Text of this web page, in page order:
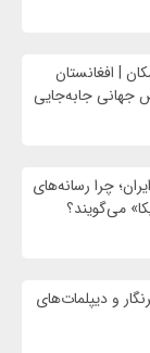
| افغانستان
جهانی جابه‌جایی
چرا رسانه‌های
می‌گویند؟
و دیپلمات‌های